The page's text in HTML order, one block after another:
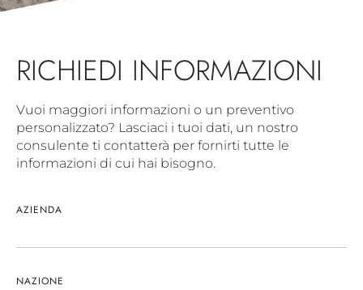
RICHIEDI INFORMAZIONI
Vuoi maggiori informazioni o un preventivo
personalizzato? Lasciaci i tuoi dati, un nostro
consulente ti contatterà per fornirti tutte le
informazioni di cui hai bisogno.
AZIENDA
NAZIONE